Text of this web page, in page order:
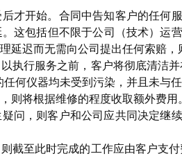
才开始。合同中告知客户的任何
这包括但不限于公司（技术）运
延迟而无需向公司提出任何索赔，
执行服务之前，客户将彻底清洁
何仪器均未受到污染，并且未与
则将根据维修的程度收取额外费用
问，则客户和公司应共同决定继
截至此时完成的工作应由客户支